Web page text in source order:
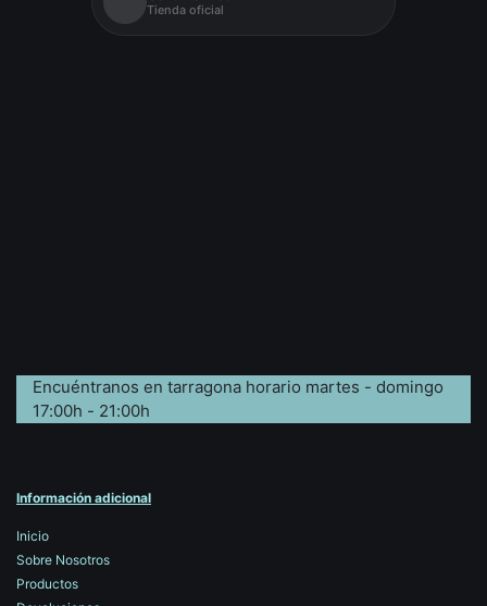
Tienda oficial
Encuéntranos en tarragona horario martes - domingo
17:00h - 21:00h
Información adicional
Inicio
Sobre Nosotros
Productos